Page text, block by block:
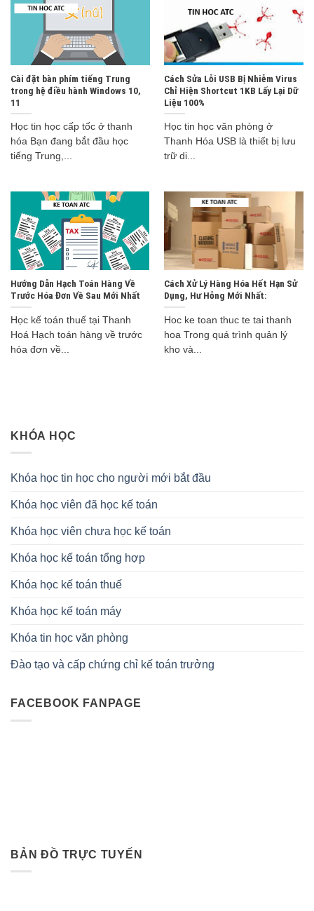
Cài đặt bàn phím tiếng Trung
trong hệ điều hành Windows 10,
11
Học tin học cấp tốc ở thanh
hóa Bạn đang bắt đầu học
tiếng Trung,...
Cách Sửa Lỗi USB Bị Nhiễm Virus
Chỉ Hiện Shortcut 1KB Lấy Lại Dữ
Liệu 100%
Học tin học văn phòng ở
Thanh Hóa USB là thiết bị lưu
trữ di...
Hướng Dẫn Hạch Toán Hàng Về
Trước Hóa Đơn Về Sau Mới Nhất
Học kế toán thuế tại Thanh
Hoá Hạch toán hàng về trước
hóa đơn về...
Cách Xử Lý Hàng Hóa Hết Hạn Sử
Dụng, Hư Hỏng Mới Nhất:
Hoc ke toan thuc te tai thanh
hoa Trong quá trình quản lý
kho và...
KHÓA HỌC
Khóa học tin học cho người mới bắt đầu
Khóa học viên đã học kế toán
Khóa học viên chưa học kế toán
Khóa học kế toán tổng hợp
Khóa học kế toán thuế
Khóa học kế toán máy
Khóa tin học văn phòng
Đào tạo và cấp chứng chỉ kế toán trưởng
FACEBOOK FANPAGE
BẢN ĐỒ TRỰC TUYẾN